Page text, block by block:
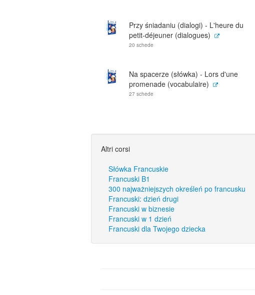
Przy śniadaniu (dialogi) - L'heure du
petit-déjeuner (dialogues)
20 schede
Na spacerze (słówka) - Lors d'une
promenade (vocabulaire)
27 schede
Altri corsi
Słówka Francuskie
Francuski B1
300 najważniejszych określeń po francusku
Francuski: dzień drugi
Francuski w biznesie
Francuski w 1 dzień
Francuski dla Twojego dziecka